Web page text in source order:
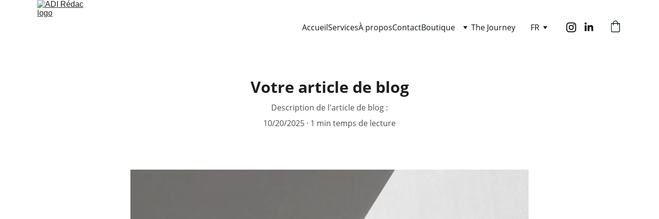
AccueilServicesÀ proposContactBoutique The Journey FR
Votre article de blog
Description de l'article de blog :
10/20/2025 1 min temps de lecture